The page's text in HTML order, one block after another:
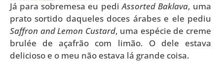
Já para sobremesa eu pediAssorted Baklava, uma
prato sortido daqueles doces árabes e ele pediu
Saffron and Lemon Custard, uma espécie de creme
brulée de açafrão com limão. O dele estava
delicioso e o meu não estava lá grande coisa.